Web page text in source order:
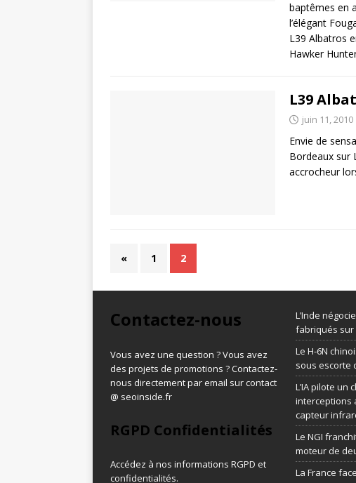
baptêmes en
l’élégant
L39 Albatros
Hawker
L39
juin 11, 2010
Envie de
Bordeaux sur
accrocheur
« 1 2
Contactez-nous
Vous avez une question ? Vous avez
des projets de promotions ? Contactez-
nous directement par email sur contact
@ seoinside.fr
RGPD Confidentialités
Accédez à nos informations RGPD et
confidentialités.
L’Inde
fabriqués sur
Le H-6N
sous escorte
L’IA pilote un
interceptions
capteur
Le NGI
moteur de
La France